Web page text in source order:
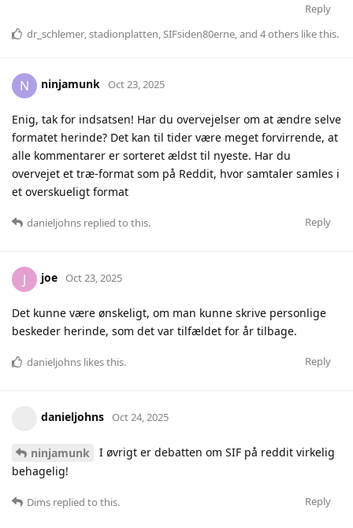
Reply
dr_schlemer stadionplatten SIFsiden80erne , and 4others like this.
N ninjamunk Oct 23, 2025
Enig, tak for indsatsen! Har du overvejelser om at ændre selve
formatet herinde? Det kan til tider være meget forvirrende, at
alle kommentarer er sorteret ældst til nyeste. Har du
overvejet et træ-format som på Reddit, hvor samtaler samles i
et overskueligt format
Reply
danieljohns replied to this.
J joe Oct 23, 2025
Det kunne være ønskeligt, om man kunne skrive personlige
beskeder herinde, som det var tilfældet for år tilbage.
Reply
danieljohns likes this.
danieljohns Oct 24, 2025
ninjamunk
I øvrigt er debatten om SIF på reddit virkelig
behagelig!
Reply
Dims replied to this.